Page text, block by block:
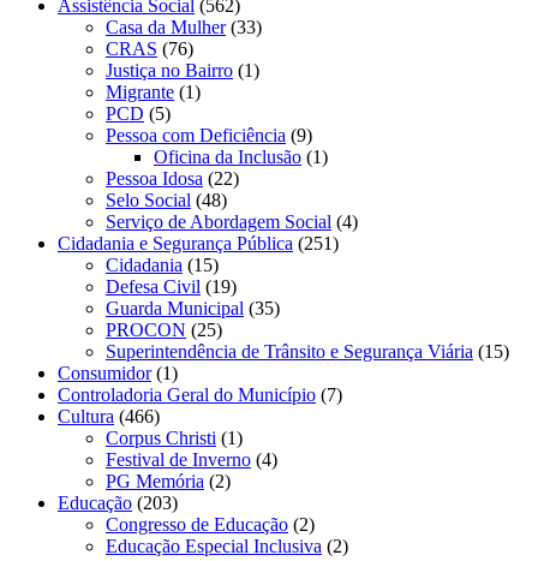
Assistência Social (562)
Casa da Mulher(33)
CRAS (76)
Justiça no Bairro (1)
Migrante (1)
PCD (5)
Pessoa com Deficiência (9)
Oficina da Inclusão (1)
Pessoa Idosa (22)
Selo Social (48)
Serviço de Abordagem Social (4)
Cidadania e Segurança Pública (251)
Cidadania (15)
Defesa Civil (19)
Guarda Municipal (35)
PROCON (25)
Superintendência de Trânsito e Segurança Viária (15)
Consumidor(1)
Controladoria Geral do Município (7)
Cultura (466)
Corpus Christi (1)
Festival de Inverno (4)
PG Memória (2)
Educação (203)
Congresso de Educação (2)
Educação Especial Inclusiva (2)